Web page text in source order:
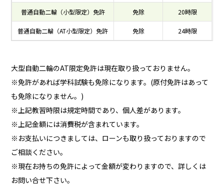
普通自動二輪（小型限定）免許 免除 20時限
普通自動二輪（AT小型限定）免許 免除 24時限
大型自動二輪のAT限定免許は現在取り扱っておりません。
※免許があれば学科試験も免除になります。(原付免許はあって
も免除になりません。)
※上記教習時限は規定時間であり、個人差があります。
※上記金額には消費税が含まれています。
※お支払いにつきましては、ローンも取り扱っておりますので
ご相談ください。
※現在お持ちの免許によって金額が変わりますので、詳しくは
お問い合せ下さい。